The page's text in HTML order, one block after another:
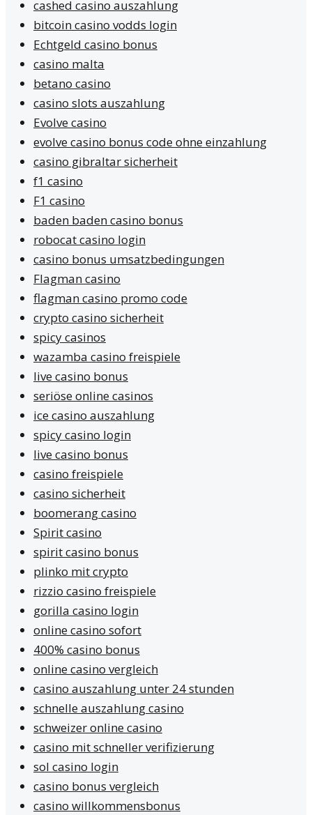
cashed casino auszahlung
bitcoin casino vodds login
Echtgeld casino bonus
casino malta
betano casino
casino slots auszahlung
Evolve casino
evolve casino bonus code ohne einzahlung
casino gibraltar sicherheit
f1 casino
F1 casino
baden baden casino bonus
robocat casino login
casino bonus umsatzbedingungen
Flagman casino
flagman casino promo code
crypto casino sicherheit
spicy casinos
wazamba casino freispiele
live casino bonus
seriöse online casinos
ice casino auszahlung
spicy casino login
live casino bonus
casino freispiele
casino sicherheit
boomerang casino
Spirit casino
spirit casino bonus
plinko mit crypto
rizzio casino freispiele
gorilla casino login
online casino sofort
400% casino bonus
online casino vergleich
casino auszahlung unter 24 stunden
schnelle auszahlung casino
schweizer online casino
casino mit schneller verifizierung
sol casino login
casino bonus vergleich
casino willkommensbonus